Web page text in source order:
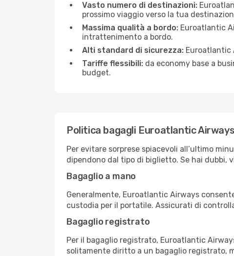
Vasto numero di destinazioni:
prossimo viaggio verso la tua
Massima qualità a bordo: Euroatlantic
intrattenimento a bordo.
Alti standard di sicurezza: Euroatlantic
Tariffe flessibili: da economy base a
budget.
Politica bagagli Euroatlantic Airways
Per evitare sorprese spiacevoli all’ultimo
dipendono dal tipo di biglietto. Se hai
Bagaglio a mano
Generalmente, Euroatlantic Airways
custodia per il portatile. Assicurati di
Bagaglio registrato
Per il bagaglio registrato, Euroatlantic
solitamente diritto a un bagaglio registrato,